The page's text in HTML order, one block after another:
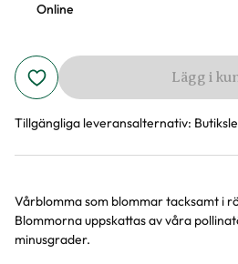
Online
Lägg i
Tillgängliga leveransalternativ:
Vårblomma som blommar tacksamt i
Blommorna uppskattas av våra
minusgrader.